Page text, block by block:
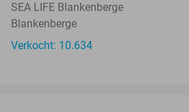
SEA LIFE Blankenberge
Blankenberge
Verkocht: 10.634